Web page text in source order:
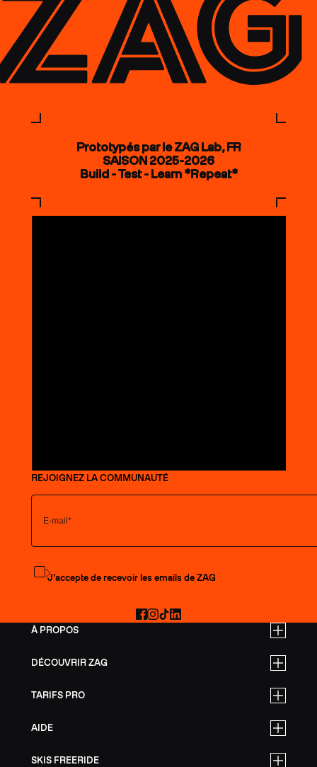
À PROPOS
DÉCOUVRIR ZAG
TARIFS PRO
AIDE
SKIS FREERIDE
Prototypés par le ZAG Lab, FR
SAISON 2025-2026
Build - Test - Learn *Repeat*
REJOIGNEZ LA COMMUNAUTÉ
S'abonner à la newsletter
J’accepte de recevoir les emails de ZAG
Facebook
Instagram
TikTokLinkedIn